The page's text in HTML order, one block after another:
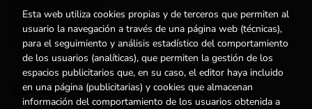
Escuelas y centros
Nuestros Servicios
Noticias
Contacto
Esta web utiliza cookies propias y de terceros que permiten al
usuario la navegación a través de una página web (técnicas),
para el seguimiento y análisis estadístico del comportamiento
de los usuarios (analíticas), que permiten la gestión de los
espacios publicitarios que, en su caso, el editor haya incluido
en una página (publicitarias) y cookies que almacenan
información del comportamiento de los usuarios obtenida a